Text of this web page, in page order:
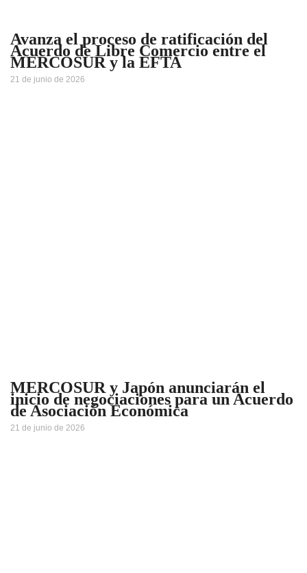
Avanza el proceso de ratificación del
Acuerdo de Libre Comercio entre el
MERCOSUR y la EFTA
21 de junio de 2026
MERCOSUR y Japón anunciarán el
inicio de negociaciones para un Acuerdo
de Asociación Económica
21 de junio de 2026